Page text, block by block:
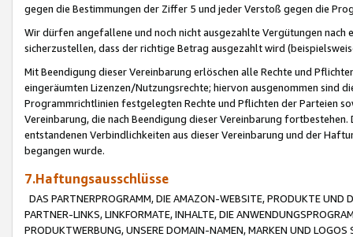
gegen die Bestimmungen der Ziffer 5 und jeder Verstoß gegen die
Wir dürfen angefallene und noch nicht ausgezahlte Vergütungen
sicherzustellen, dass der richtige Betrag ausgezahlt wird
Mit Beendigung dieser Vereinbarung erlöschen alle Rechte und
eingeräumten Lizenzen/Nutzungsrechte; hiervon ausgenommen sind
Programmrichtlinien festgelegten Rechte und Pflichten der Parteien
Vereinbarung, die nach Beendigung dieser Vereinbarung
entstandenen Verbindlichkeiten aus dieser Vereinbarung und der
begangen wurde.
7.Haftungsausschlüsse
DAS PARTNERPROGRAMM, DIE AMAZON-WEBSITE, PRODUKTE UND
PARTNER-LINKS, LINKFORMATE, INHALTE, DIE
PRODUKTWERBUNG, UNSERE DOMAIN-NAMEN, MARKEN UND